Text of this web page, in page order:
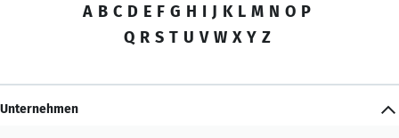
A B C D E F G H I J K L M N O P
Q R S T U V W X Y Z
Unternehmen